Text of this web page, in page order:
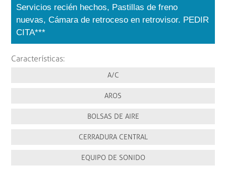
Servicios recién hechos, Pastillas de freno
nuevas, Cámara de retroceso en retrovisor. PEDIR
CITA***
Características:
A/C
AROS
BOLSAS DE AIRE
CERRADURA CENTRAL
EQUIPO DE SONIDO